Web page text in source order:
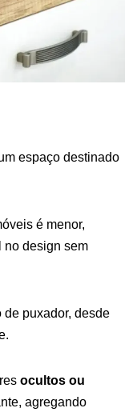
espaço destinado
é menor,
no design sem
puxador, desde
ocultos ou
agregando